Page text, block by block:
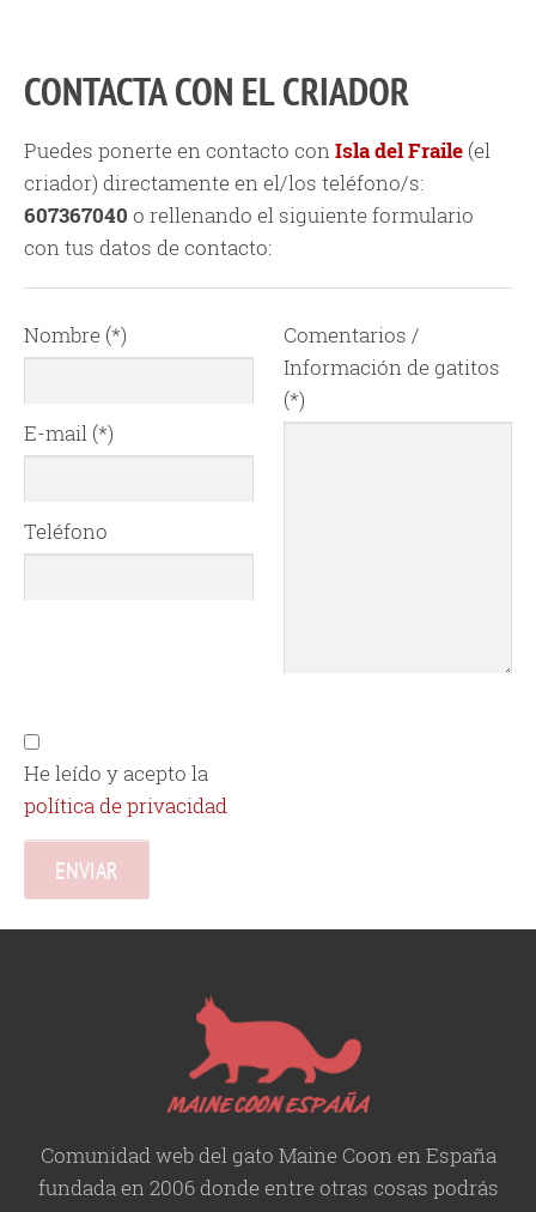
CONTACTA CON EL CRIADOR
Puedes ponerte en contacto conIsla del Fraile (el
criador) directamente en el/los teléfono/s:
607367040 o rellenando el siguiente formulario
con tus datos de contacto:
Nombre (*)
E-mail (*)
Teléfono
Comentarios /
Información de gatitos
(*)
He leído y acepto la
política de privacidad
Comunidad web del gato Maine Coon en España
fundada en 2006 donde entre otras cosas podrás